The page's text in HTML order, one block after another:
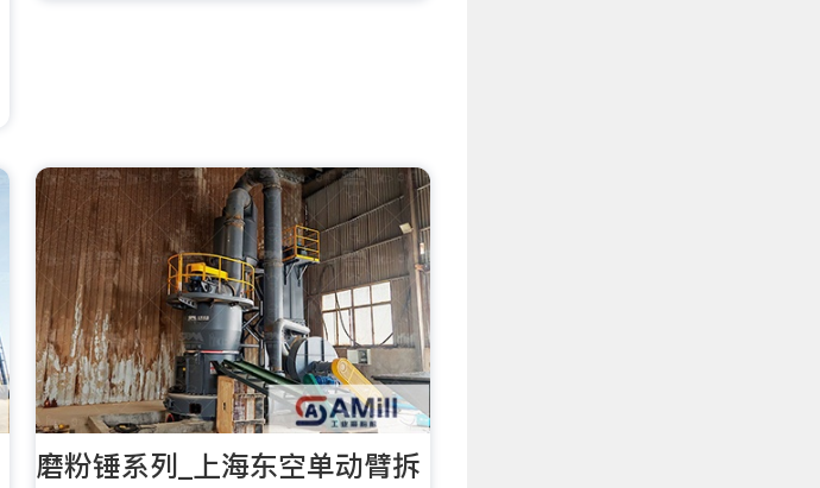
磨粉锤系列_上海东空单动臂拆